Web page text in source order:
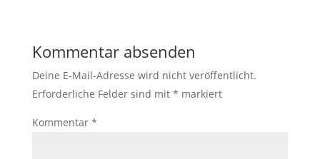
Kommentar absenden
Deine E-Mail-Adresse wird nicht veröffentlicht.
Erforderliche Felder sind mit * markiert
Kommentar *